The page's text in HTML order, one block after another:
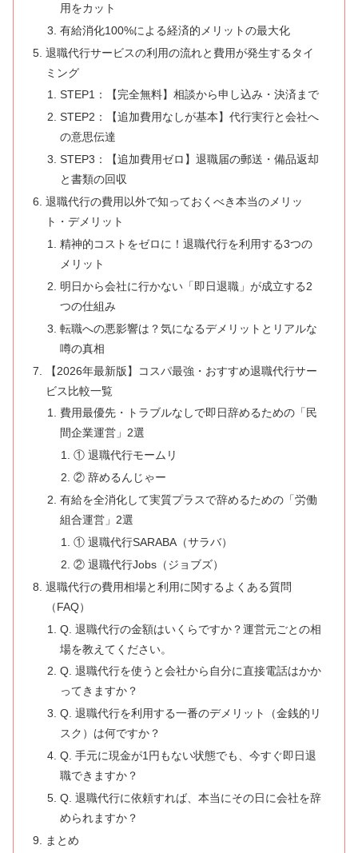
用をカット
有給消化100%による経済的メリットの最大化
退職代行サービスの利用の流れと費用が発生するタイ
ミング
STEP1：【完全無料】相談から申し込み・決済まで
STEP2：【追加費用なしが基本】代行実行と会社へ
の意思伝達
STEP3：【追加費用ゼロ】退職届の郵送・備品返却
と書類の回収
退職代行の費用以外で知っておくべき本当のメリッ
ト・デメリット
精神的コストをゼロに！退職代行を利用する3つの
メリット
明日から会社に行かない「即日退職」が成立する2
つの仕組み
転職への悪影響は？気になるデメリットとリアルな
噂の真相
【2026年最新版】コスパ最強・おすすめ退職代行サー
ビス比較一覧
費用最優先・トラブルなしで即日辞めるための「民
間企業運営」2選
① 退職代行モームリ
② 辞めるんじゃー
有給を全消化して実質プラスで辞めるための「労働
組合運営」2選
① 退職代行SARABA（サラバ）
② 退職代行Jobs（ジョブズ）
退職代行の費用相場と利用に関するよくある質問
（FAQ）
Q. 退職代行の金額はいくらですか？運営元ごとの相
場を教えてください。
Q. 退職代行を使うと会社から自分に直接電話はかか
ってきますか？
Q. 退職代行を利用する一番のデメリット（金銭的リ
スク）は何ですか？
Q. 手元に現金が1円もない状態でも、今すぐ即日退
職できますか？
Q. 退職代行に依頼すれば、本当にその日に会社を辞
められますか？
まとめ